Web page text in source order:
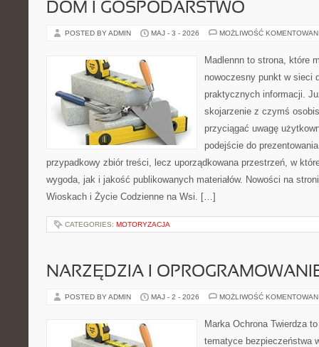
DOM I GOSPODARSTWO
POSTED BY ADMIN MAJ - 3 - 2026 MOŻLIWOŚĆ
Madlennn to strona, które
nowoczesny punkt w sieci
praktycznych informacji.
skojarzenie z czymś
przyciągać uwagę
podejście do
przypadkowy zbiór treści, lecz uporządkowana przestrzeń, w
wygoda, jak i jakość publikowanych materiałów. Nowości na
Wioskach i Życie Codzienne na Wsi. […]
CATEGORIES: MOTORYZACJA
NARZĘDZIA I
POSTED BY ADMIN MAJ - 2 - 2026 MOŻLIWOŚĆ
Marka Ochrona Twierdza
tematyce bezpieczeństwa